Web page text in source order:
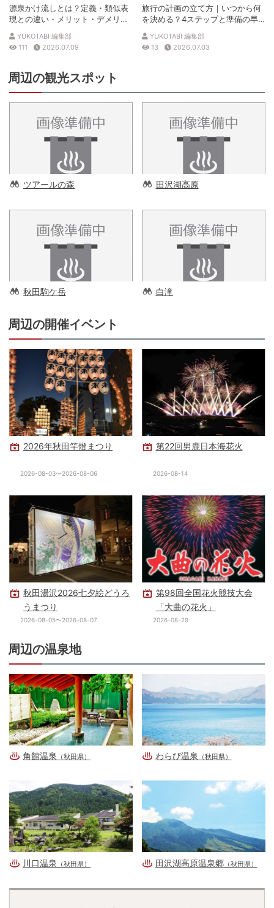
源泉かけ流しとは？定義・類似表
現との違い・メリット・デメリッ
トを解説
YUKOTABI 編集部
111
2026.07.09
旅行の計画の立て方｜いつから何
を決める？4ステップと準備の早
見表
YUKOTABI 編集部
13
2026.07.03
周辺の観光スポット
ツアールの森 田沢湖高原
秋田駒ケ岳 白滝
周辺の開催イベント
2026年秋田竿燈まつり
2026-08-03〜2026-08-06
第22回男鹿日本海花火
2026-08-14
秋田湯沢2026七夕絵どうろ
うまつり
2026-08-05〜2026-08-07
第98回全国花火競技大会
「大曲の花火」
2026-08-29
周辺の温泉地
角館温泉 （秋田県） わらび温泉 （秋田県）
川口温泉 （秋田県） 田沢湖高原温泉郷（秋田県）